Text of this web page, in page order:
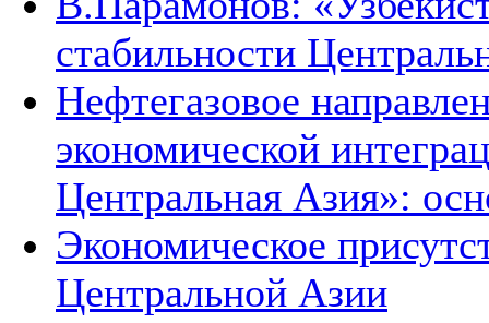
стабильности
Нефтегазовое
экономической
Центральная Азия»:
Экономическое
Центральной Азии